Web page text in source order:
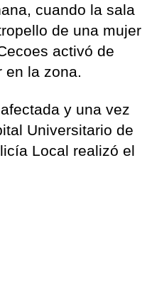
cuando la sala
de una mujer
activó de
la zona.
y una vez
Universitario de
Local realizó el